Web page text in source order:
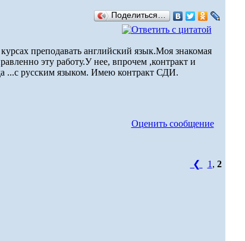
Поделиться…
преподавать английский язык.Моя знакомая
эту работу.У нее, впрочем ,контракт и
...с русским языком. Имею контракт СДИ.
Оценить сообщение
❮ 1 , 2